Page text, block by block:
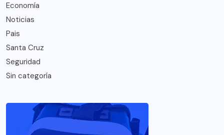
Economía
Noticias
Pais
Santa Cruz
Seguridad
Sin categoría